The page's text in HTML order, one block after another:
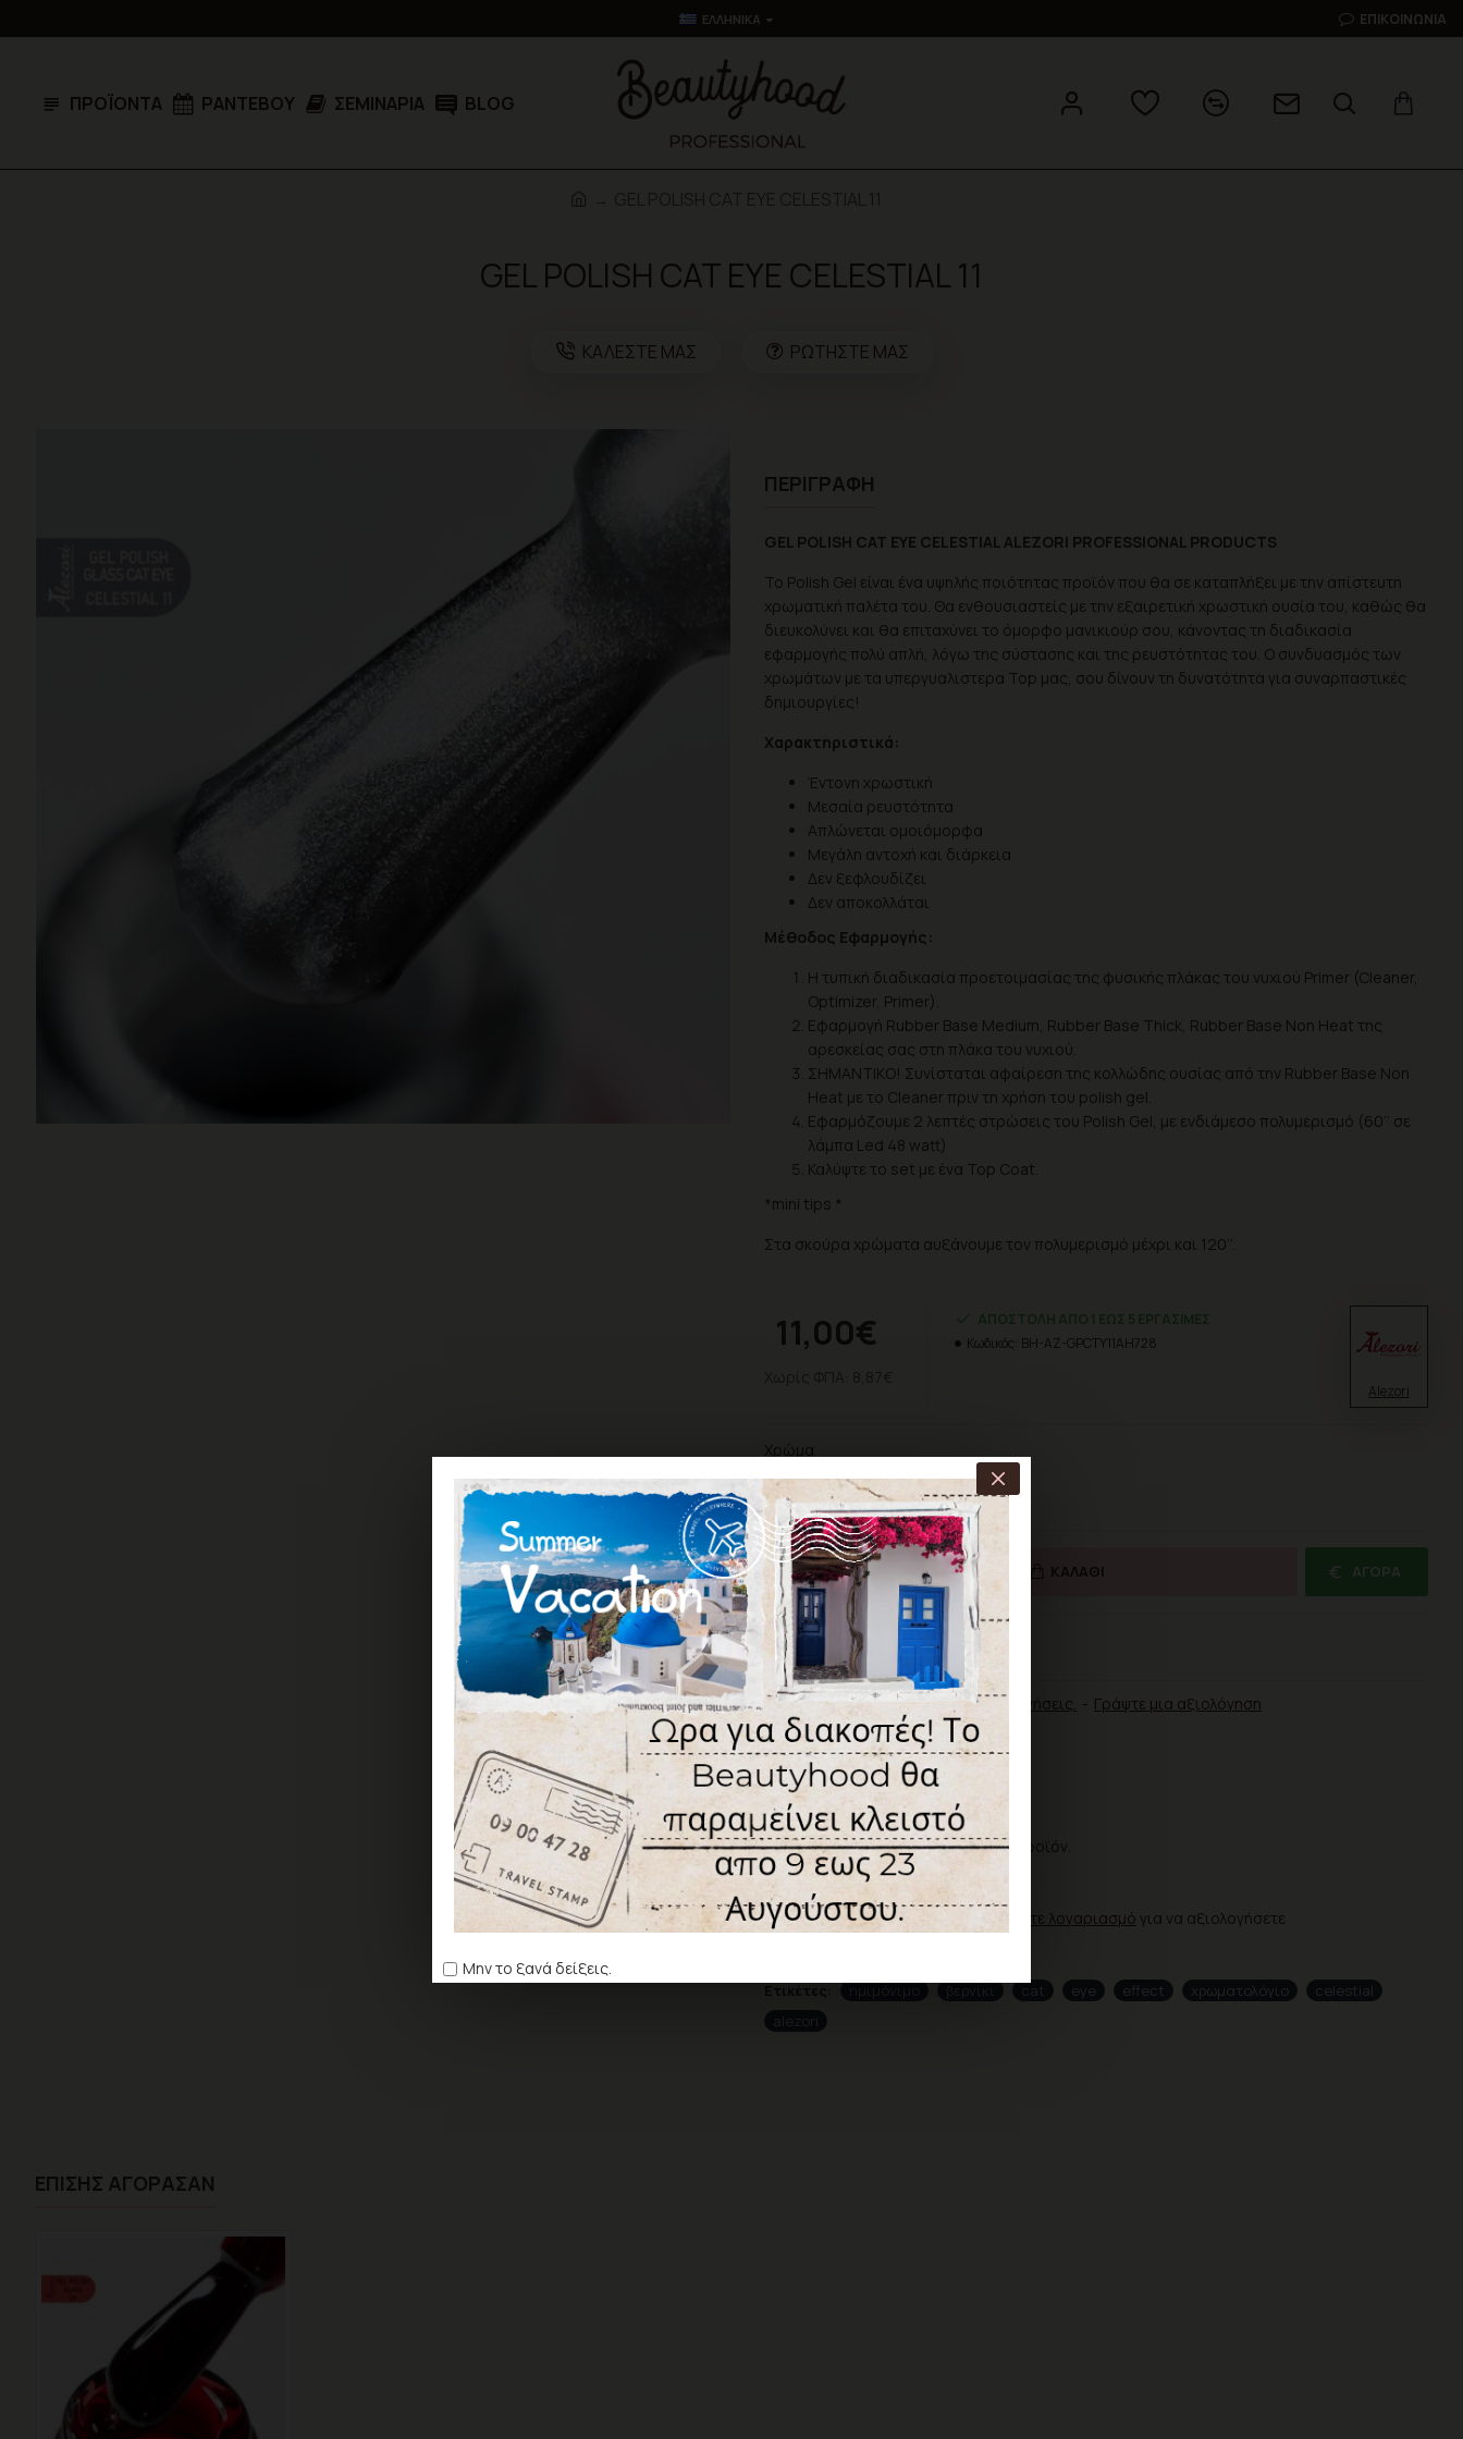
Μην το ξανά δείξεις.
ΕΛΛΗΝΙΚΆ ΕΠΙΚΟΙΝΩΝΊΑ
ΠΡΟΪΌΝΤΑ ΡΑΝΤΕΒΟΎ ΣΕΜΙΝΆΡΙΑ BLOG
GEL POLISH CAT EYE CELESTIAL 11
ΚΑΛΈΣΤΕ ΜΑΣ ΡΩΤΉΣΤΕ ΜΑΣ
ΠΕΡΙΓΡΑΦΉ
GEL POLISH CAT EYE CELESTIAL ALEZORI PROFESSIONAL PRODUCTS
Το Polish Gel είναι ένα υψηλής ποιότητας προϊόν που θα σε καταπλήξει με την απίστευτη
χρωματική παλέτα του. Θα ενθουσιαστείς με την εξαιρετική χρωστική ουσία του, καθώς θα
διευκολύνει και θα επιταχύνει το όμορφο μανικιούρ σου, κάνοντας τη διαδικασία
εφαρμογής πολύ απλή, λόγω της σύστασης και της ρευστότητας του. Ο συνδυασμός των
χρωμάτων με τα υπεργυαλιστερα Top μας, σου δίνουν τη δυνατότητα για συναρπαστικές
δημιουργίες!
Χαρακτηριστικά:
Έντονη χρωστική
Μεσαία ρευστότητα
Απλώνεται ομοιόμορφα
Μεγάλη αντοχή και διάρκεια
Δεν ξεφλουδίζει
Δεν αποκολλάται
Μέθοδος Εφαρμογής:
Η τυπική διαδικασία προετοιμασίας της φυσικής πλάκας του νυχιού Primer (Cleaner,
Optimizer, Primer).
Εφαρμογή Rubber Base Medium, Rubber Base Thick, Rubber Base Non Heat της
αρεσκείας σας στη πλάκα του νυχιού.
ΣΗΜΑΝΤΙΚΟ! Συνίσταται αφαίρεση της κολλώδης ουσίας από την Rubber Base Non
Heat με το Cleaner πριν τη χρήση του polish gel.
Εφαρμόζουμε 2 λεπτές στρώσεις του Polish Gel, με ενδιάμεσο πολυμερισμό (60’’ σε
λάμπα Led 48 watt)
Καλύψτε το set με ένα Top Coat.
*mini tips *
Στα σκούρα χρώματα αυξάνουμε τον πολυμερισμό μέχρι και 120’’.
Σύμφωνα με 0 αξιολογήσεις. - Γράψτε μια αξιολόγηση
11,00€
ΑΠΟΣΤΟΛΉ ΑΠΌ 1 ΈΩΣ 5 ΕΡΓΆΣΙΜΕΣ
Κωδικός: BH-AZ-GPCTY11AH728
Alezori
Χρώμα
ΚΑΛΆΘΙ ΑΓΟΡΆ
ΕΠΙΘΥΜΗΤΌ ΣΎΓΚΡΙΣΗ
ΑΞΙΟΛΌΓΗΣΗ
Δεν υπάρχουν αξιολογήσεις για το προϊόν.
ΓΡΆΨΤΕ ΜΙΑ ΑΞΙΟΛΌΓΗΣΗ
Παρακαλώ συνδεθείτε δημιουργήστε λογαριασμό για να αξιολογήσετε
cat eye effect χρωματολόγιο
celestial
ΕΠΊΣΗΣ ΑΓΌΡΑΣΑΝ